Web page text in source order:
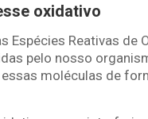
oxidativo
Espécies Reativas de
pelo nosso
moléculas de